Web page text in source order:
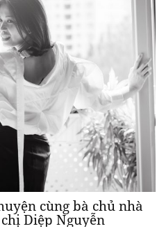
cùng bà chủ nhà
Diệp Nguyễn